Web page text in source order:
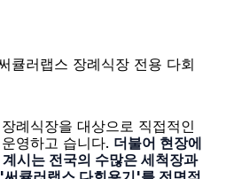
큘러랩스 장례식장 전용 다회
례식장을 대상으로 직접적인
영하고 습니다. 더불어 현장에
시는 전국의 수많은 세척장과